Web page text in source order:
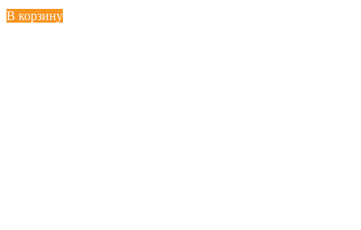
В корзину